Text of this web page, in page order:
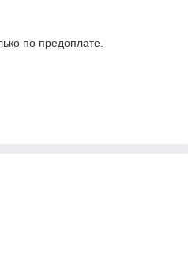
по предоплате.